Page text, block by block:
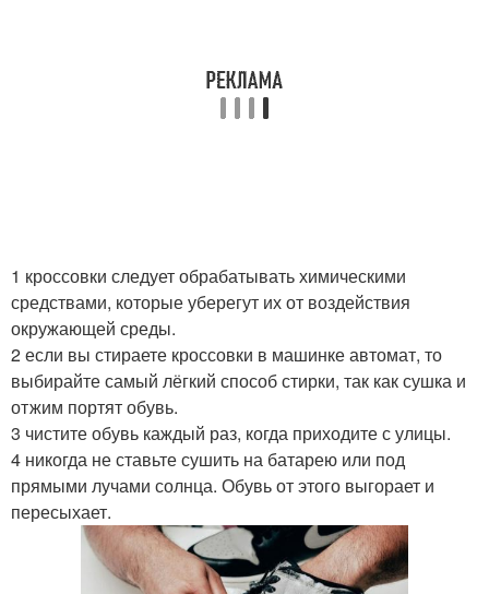
1 кроссовки следует обрабатывать химическими
средствами, которые уберегут их от воздействия
окружающей среды.
2 если вы стираете кроссовки в машинке автомат, то
выбирайте самый лёгкий способ стирки, так как сушка и
отжим портят обувь.
3 чистите обувь каждый раз, когда приходите с улицы.
4 никогда не ставьте сушить на батарею или под
прямыми лучами солнца. Обувь от этого выгорает и
пересыхает.